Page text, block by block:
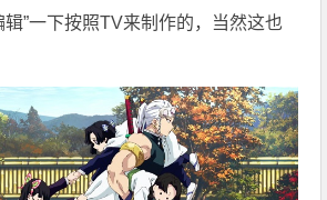
辑”一下按照TV来制作的，当然这也